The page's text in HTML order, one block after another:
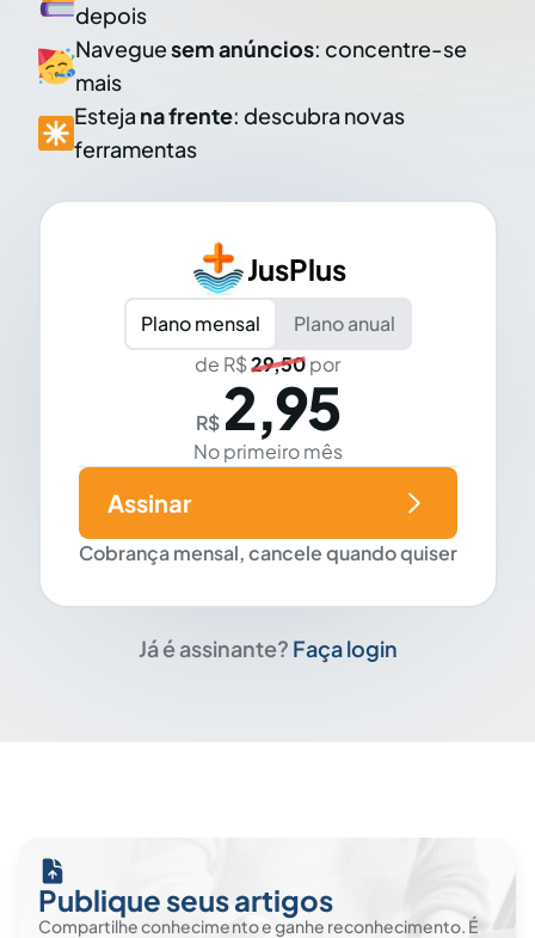
depois
Naveguesem anúncios: concentre-se
mais
Esteja na frente: descubra novas
ferramentas
JusPlus
Plano mensal
Plano anual
de R$29,50por
R$ 2,95
No primeiro mês
Cobrança mensal, cancele quando quiser
Assinar
Já é assinante? Faça login
Publique seus artigos
Compartilhe conhecimento e ganhe reconhecimento. É